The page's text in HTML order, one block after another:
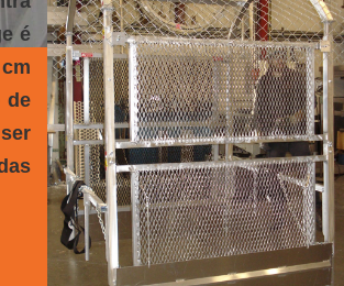
é
de